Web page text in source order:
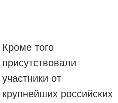
Кроме того
присутствовали
участники от
крупнейших российских